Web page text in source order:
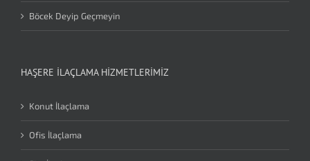
Böcek Deyip Geçmeyin
HAŞERE İLAÇLAMA HIZMETLERIMIZ
Konut İlaçlama
Ofis İlaçlama